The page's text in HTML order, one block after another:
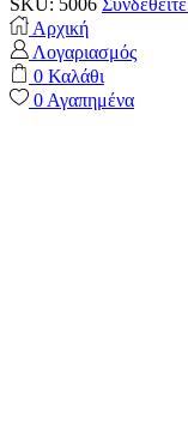
Αρχική
Λογαριασμός
0 Καλάθι
0 Αγαπημένα